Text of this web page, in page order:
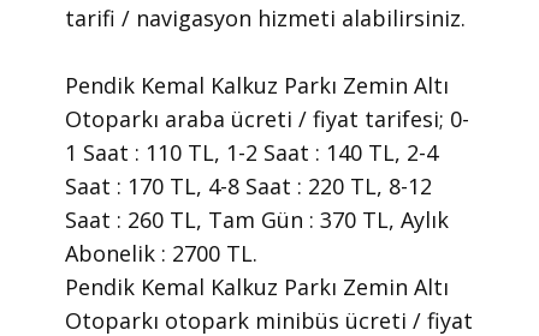
tarifi / navigasyon hizmeti alabilirsiniz.
Pendik Kemal Kalkuz Parkı Zemin Altı
Otoparkı araba ücreti / fiyat tarifesi; 0-
1 Saat : 110 TL, 1-2 Saat : 140 TL, 2-4
Saat : 170 TL, 4-8 Saat : 220 TL, 8-12
Saat : 260 TL, Tam Gün : 370 TL, Aylık
Abonelik : 2700 TL.
Pendik Kemal Kalkuz Parkı Zemin Altı
Otoparkı otopark minibüs ücreti / fiyat